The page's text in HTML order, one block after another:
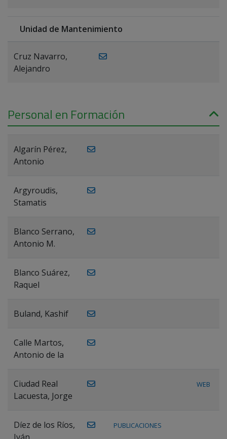
Unidad de Mantenimiento
Cruz Navarro,
Alejandro
Personal en Formación
Algarín Pérez,
Antonio
Argyroudis,
Stamatis
Blanco Serrano,
Antonio M.
Blanco Suárez,
Raquel
Buland, Kashif
Calle Martos,
Antonio de la
Ciudad Real
Lacuesta, Jorge
WEB
Díez de los Ríos,
PUBLICACIONES